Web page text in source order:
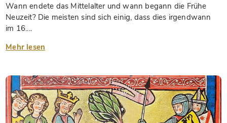
Wann endete das Mittelalter und wann begann die Frühe
Neuzeit? Die meisten sind sich einig, dass dies irgendwann
im 16....
Mehr lesen